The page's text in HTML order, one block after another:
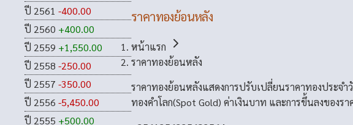
ปี 2561 -400.00
ปี 2560 +400.00
ปี 2559 +1,550.00
ปี 2558 -250.00
ปี 2557 -350.00
ปี 2556 -5,450.00
ปี 2555 +500.00
ราคาทองย้อนหลัง
หน้าแรก
ราคาทองย้อนหลัง
ราคาทองย้อนหลังแสดงการปรับเปลี่ยนราคาทองประจ
ทองคำโลก(Spot Gold) ค่าเงินบาท และการขึ้นลงของร